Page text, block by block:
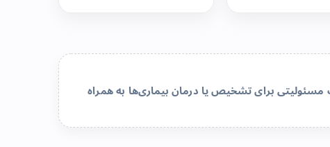
برای تشخیص یا درمان بیماری‌ها به همراه